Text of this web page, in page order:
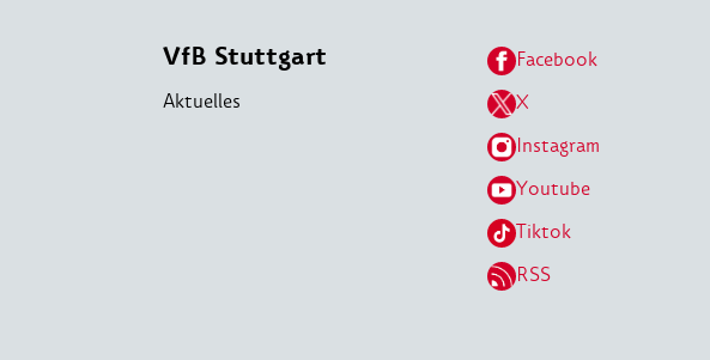
VfB Stuttgart
Aktuelles
Facebook
X
Instagram
Youtube
Tiktok
RSS